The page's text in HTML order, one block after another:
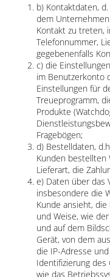
b) Kontaktdaten,
dem
Kontakt zu treten,
Telefonnummer,
gegebenenfalls
c) die
im Benutzerkonto
Einstellungen für
Treueprogramm,
Produkte
Fragebögen;
d) Bestelldaten,
Kunden bestellten
Lieferart, die
e) Daten über das
insbesondere die
Kunde ansieht,
und Weise, wie
und auf dem
Gerät, von dem
die IP-Adresse
Identifizierung
wie das